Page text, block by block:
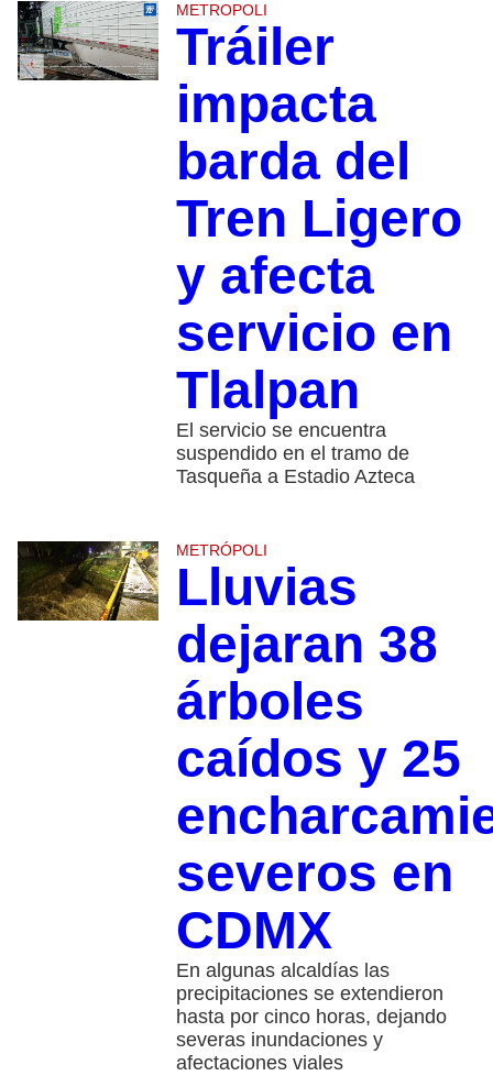
METROPOLI
Tráiler
impacta
barda del
Tren Ligero
y afecta
servicio en
Tlalpan
El servicio se encuentra
suspendido en el tramo de
Tasqueña a Estadio Azteca
METRÓPOLI
Lluvias
dejaran 38
árboles
caídos y 25
severos en
CDMX
En algunas alcaldías las
precipitaciones se extendieron
hasta por cinco horas, dejando
severas inundaciones y
afectaciones viales